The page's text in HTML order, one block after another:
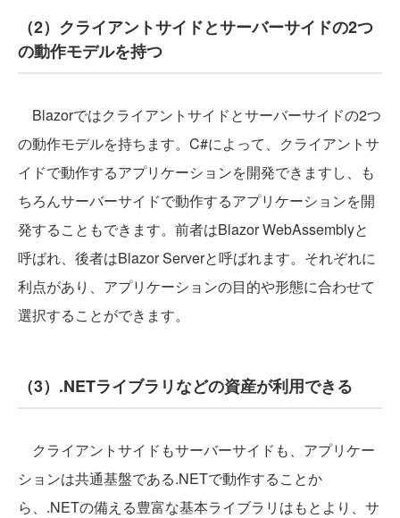
（2）クライアントサイドとサーバーサイドの2つ
の動作モデルを持つ
Blazorではクライアントサイドとサーバーサイドの2つ
の動作モデルを持ちます。C#によって、クライアントサ
イドで動作するアプリケーションを開発できますし、も
ちろんサーバーサイドで動作するアプリケーションを開
発することもできます。前者はBlazor WebAssemblyと
呼ばれ、後者はBlazor Serverと呼ばれます。それぞれに
利点があり、アプリケーションの目的や形態に合わせて
選択することができます。
（3）.NETライブラリなどの資産が利用できる
クライアントサイドもサーバーサイドも、アプリケー
ションは共通基盤である.NETで動作することか
ら、.NETの備える豊富な基本ライブラリはもとより、サ